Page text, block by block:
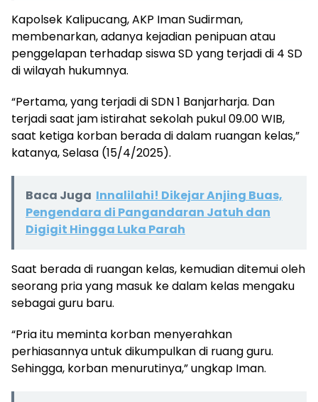
Kapolsek Kalipucang, AKP Iman Sudirman,
membenarkan, adanya kejadian penipuan atau
penggelapan terhadap siswa SD yang terjadi di 4 SD
di wilayah hukumnya.
“Pertama, yang terjadi di SDN 1 Banjarharja. Dan
terjadi saat jam istirahat sekolah pukul 09.00 WIB,
saat ketiga korban berada di dalam ruangan kelas,”
katanya, Selasa (15/4/2025).
Baca Juga Innalilahi! Dikejar Anjing Buas,
Pengendara di Pangandaran Jatuh dan
Digigit Hingga Luka Parah
Saat berada di ruangan kelas, kemudian ditemui oleh
seorang pria yang masuk ke dalam kelas mengaku
sebagai guru baru.
“Pria itu meminta korban menyerahkan
perhiasannya untuk dikumpulkan di ruang guru.
Sehingga, korban menurutinya,” ungkap Iman.